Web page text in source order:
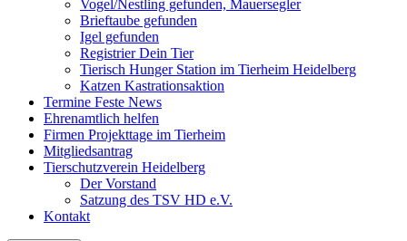
Vogel/Nestling gefunden, Mauersegler
Brieftaube gefunden
Igel gefunden
Registrier Dein Tier
Tierisch Hunger Station im Tierheim Heidelberg
Katzen Kastrationsaktion
Termine Feste News
Ehrenamtlich helfen
Firmen Projekttage im Tierheim
Mitgliedsantrag
Tierschutzverein Heidelberg
Der Vorstand
Satzung des TSV HD e.V.
Kontakt